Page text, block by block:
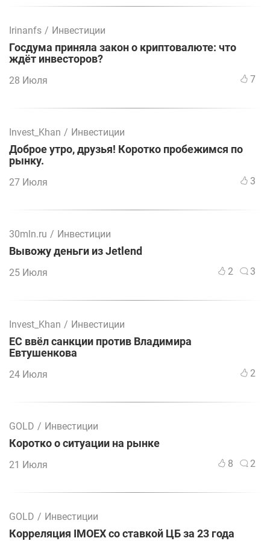
Irinanfs / Инвестиции
Госдума приняла закон о криптовалюте: что
ждёт инвесторов?
28 Июля 7
Invest_Khan / Инвестиции
Доброе утро, друзья! Коротко пробежимся по
рынку.
27 Июля 3
30mln.ru / Инвестиции
Вывожу деньги из Jetlend
25 Июля 2 3
Invest_Khan / Инвестиции
ЕС ввёл санкции против Владимира
Евтушенкова
24 Июля 2
GOLD / Инвестиции
Коротко о ситуации на рынке
21 Июля 8 2
GOLD / Инвестиции
Корреляция IMOEX со ставкой ЦБ за 23 года